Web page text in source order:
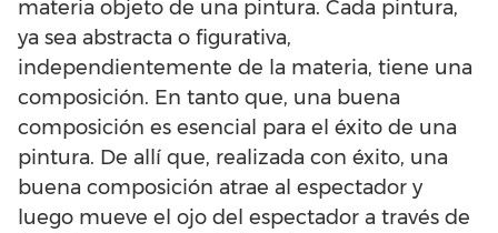
materia objeto de una pintura. Cada pintura,
ya sea abstracta o figurativa,
independientemente de la materia, tiene una
composición. En tanto que, una buena
composición es esencial para el éxito de una
pintura. De allí que, realizada con éxito, una
buena composición atrae al espectador y
luego mueve el ojo del espectador a través de